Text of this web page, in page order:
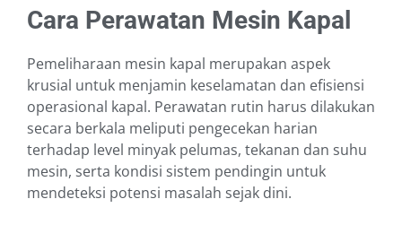
Cara Perawatan Mesin Kapal
Pemeliharaan mesin kapal merupakan aspek
krusial untuk menjamin keselamatan dan efisiensi
operasional kapal. Perawatan rutin harus dilakukan
secara berkala meliputi pengecekan harian
terhadap level minyak pelumas, tekanan dan suhu
mesin, serta kondisi sistem pendingin untuk
mendeteksi potensi masalah sejak dini.